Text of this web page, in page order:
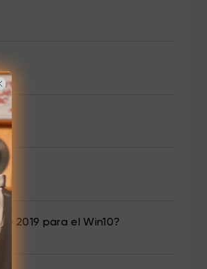
2019 para el Win10?